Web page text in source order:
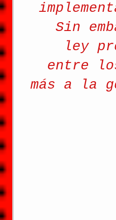
Sin
ley
entre
más a la